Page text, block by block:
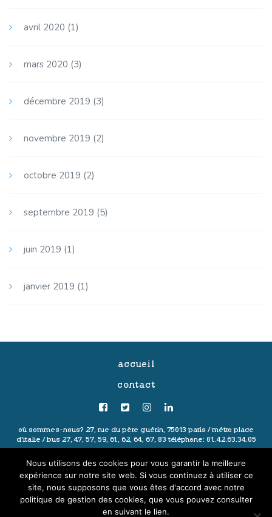
avril 2020 (1)
mars 2020 (3)
décembre 2019 (3)
novembre 2019 (2)
octobre 2019 (2)
septembre 2019 (5)
juin 2019 (1)
janvier 2019 (1)
accueil
contact
où sommes-nous? 27, rue du père guérin, 75013 paris /métro place
d'italie / bus 27, 47, 57, 59, 61, 62, 64, 67, 83 téléphone: 01.42.63.34.05
de vente- ©2020 les ingéniaux
Nous utilisons des cookies pour vous garantir la meilleure
expérience sur notre site web. Si vous continuez à utiliser ce
site, nous supposons que vous êtes d'accord avec notre
politique de gestion des cookies, que vous pouvez consulter
en suivant le lien.